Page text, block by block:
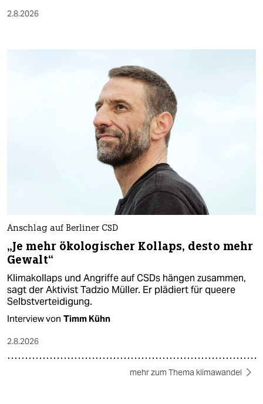
2.8.2026
Anschlag auf Berliner CSD
„Je mehr ökologischer Kollaps, desto mehr
Gewalt“
Klimakollaps und Angriffe auf CSDs hängen zusammen,
sagt der Aktivist Tadzio Müller. Er plädiert für queere
Selbstverteidigung.
Interview von Timm Kühn
2.8.2026
mehr zum Thema klimawandel